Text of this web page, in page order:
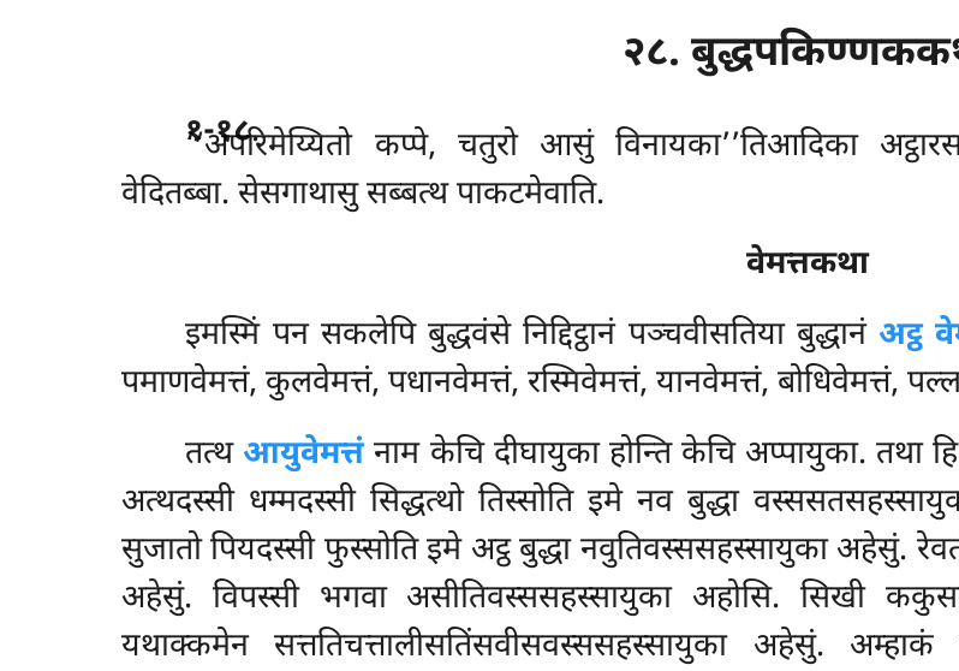
२८.
१-१८.
‘‘अपरिमेय्यितो कप्पे, चतुरो आसुं विनायका’’तिआदिका
वेदितब्बा. सेसगाथासु सब्बत्थ पाकटमेवाति.
वेमत्तकथा
इमस्मिं पन सकलेपि बुद्धवंसे निद्दिट्ठानं पञ्चवीसतिया बुद्धानं अट्ठ
पमाणवेमत्तं, कुलवेमत्तं, पधानवेमत्तं, रस्मिवेमत्तं, यानवेमत्तं, बोधिवेमत्तं,
तत्थ आयुवेमत्तं नाम केचि दीघायुका होन्ति केचि अप्पायुका. तथा
अत्थदस्सी धम्मदस्सी सिद्धत्थो तिस्सोति इमे नव बुद्धा
सुजातो पियदस्सी फुस्सोति इमे अट्ठ बुद्धा नवुतिवस्ससहस्सायुका अहेसुं.
अहेसुं. विपस्सी भगवा असीतिवस्ससहस्सायुका अहोसि. सिखी
यथाक्कमेन सत्ततिचत्तालीसतिंसवीसवस्ससहस्सायुका अहेसुं.